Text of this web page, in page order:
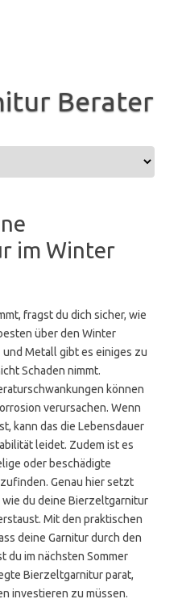
Berater
im Winter
fragst du dich sicher, wie
über den Winter
Metall gibt es einiges zu
Schaden nimmt.
können
verursachen. Wenn
kann das die Lebensdauer
leidet. Zudem ist es
oder beschädigte
Genau hier setzt
wie du deine Bierzeltgarnitur
Mit den praktischen
deine Garnitur durch den
du im nächsten Sommer
Bierzeltgarnitur parat,
investieren zu müssen.